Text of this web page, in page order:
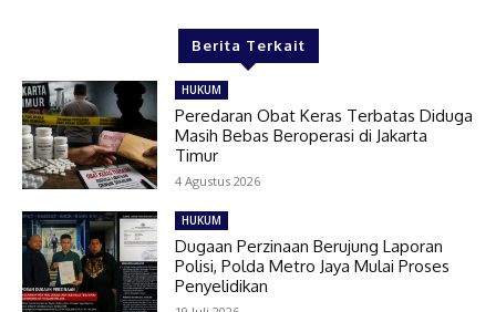
Berita Terkait
HUKUM
Peredaran Obat Keras Terbatas Diduga
Masih Bebas Beroperasi di Jakarta
Timur
4 Agustus 2026
HUKUM
Dugaan Perzinaan Berujung Laporan
Polisi, Polda Metro Jaya Mulai Proses
Penyelidikan